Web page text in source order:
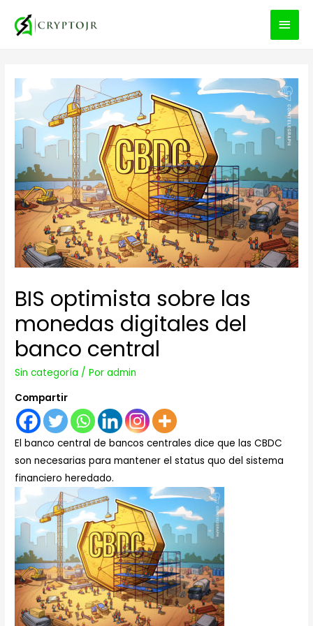
BIS optimista sobre las
monedas digitales del
banco central
Sin categoría / Poradmin
Compartir
El banco central de bancos centrales dice que las CBDC
son necesarias para mantener el status quo del sistema
financiero heredado.